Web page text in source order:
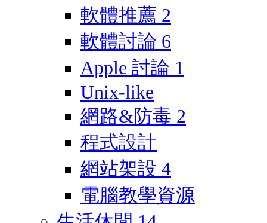
軟體推薦 2
軟體討論 6
Apple 討論 1
Unix-like
網路&防毒 2
程式設計
網站架設 4
電腦教學資源